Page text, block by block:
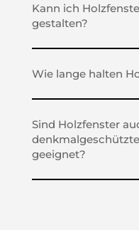
Kann ich
gestalten?
Wie lange halten
Sind Holzfenster
geeignet?